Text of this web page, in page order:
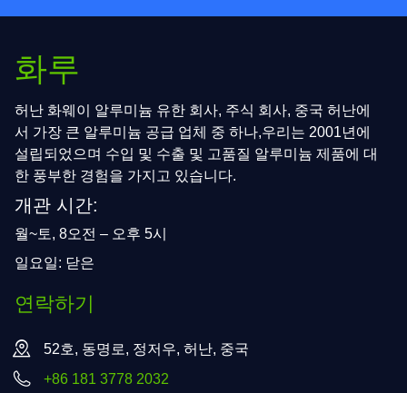
화루
허난 화웨이 알루미늄 유한 회사, 주식 회사, 중국 허난에
서 가장 큰 알루미늄 공급 업체 중 하나,우리는 2001년에
설립되었으며 수입 및 수출 및 고품질 알루미늄 제품에 대
한 풍부한 경험을 가지고 있습니다.
개관 시간:
월~토, 8오전 – 오후 5시
일요일: 닫은
연락하기
52호, 동명로, 정저우, 허난, 중국
+86 181 3778 2032